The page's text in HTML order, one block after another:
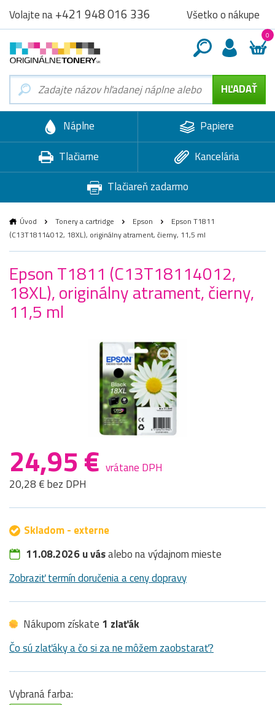
Volajte na+421 948 016 336 Všetko o nákupe
0
Náplne
Papiere
Tlačiarne
Kancelária
Tlačiareň zadarmo
Úvod Tonery a cartridge Epson
Epson T1811
(C13T18114012, 18XL), originálny atrament, čierny, 11,5 ml
Epson T1811 (C13T18114012,
18XL), originálny atrament, čierny,
11,5 ml
24,95 € vrátane DPH
20,28 € bez DPH
Skladom - externe
11.08.2026 u vásalebo na výdajnom mieste
Zobraziť termín doručenia a ceny dopravy
Nákupom získate 1 zlaťák
Čo sú zlaťáky a čo si za ne môžem zaobstarať?
Vybraná farba: